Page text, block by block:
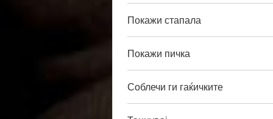
Покажи стапала
Покажи пичка
Соблечи ги гаќичките